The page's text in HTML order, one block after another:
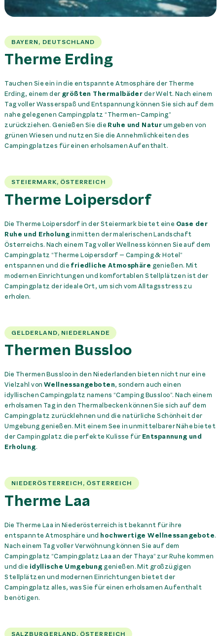
BAYERN, DEUTSCHLAND
Therme Erding
Tauchen Sie ein in die entspannte Atmosphäre der Therme
Erding, einem der größten Thermalbäderder Welt. Nach einem
Tag voller Wasserspaß und Entspannung können Sie sich auf dem
nahe gelegenen Campingplatz “Thermen-Camping”
zurückziehen. Genießen Sie die Ruhe und Naturumgeben von
grünen Wiesen und nutzen Sie die Annehmlichkeiten des
Campingplatzes für einen erholsamen Aufenthalt.
STEIERMARK, ÖSTERREICH
Therme Loipersdorf
Die Therme Loipersdorf in der Steiermark bietet eine Oase der
Ruhe und Erholunginmitten der malerischen Landschaft
Österreichs. Nach einem Tag voller Wellness können Sie auf dem
Campingplatz “Therme Loipersdorf – Camping & Hotel”
entspannen und die friedliche Atmosphäre genießen. Mit
modernen Einrichtungen und komfortablen Stellplätzen ist der
Campingplatz der ideale Ort, um sich vom Alltagsstress zu
erholen.
GELDERLAND, NIEDERLANDE
Thermen Bussloo
Die Thermen Bussloo in den Niederlanden bieten nicht nur eine
Vielzahl von Wellnessangeboten, sondern auch einen
idyllischen Campingplatz namens “Camping Bussloo”. Nach einem
erholsamen Tag in den Thermalbecken können Sie sich auf dem
Campingplatz zurücklehnen und die natürliche Schönheit der
Umgebung genießen. Mit einem See in unmittelbarer Nähe bietet
der Campingplatz die perfekte Kulisse für Entspannung und
Erholung.
NIEDERÖSTERREICH, ÖSTERREICH
Therme Laa
Die Therme Laa in Niederösterreich ist bekannt für ihre
entspannte Atmosphäre und hochwertige Wellnessangebote.
Nach einem Tag voller Verwöhnung können Sie auf dem
Campingplatz “Campingplatz Laa an der Thaya” zur Ruhe kommen
und die idyllische Umgebung genießen. Mit großzügigen
Stellplätzen und modernen Einrichtungen bietet der
Campingplatz alles, was Sie für einen erholsamen Aufenthalt
benötigen.
SALZBURGERLAND, ÖSTERREICH